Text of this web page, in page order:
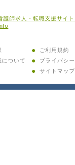
護師求人・転職支援サイ
について
ご利用規約
プライバシ
サイトマップ